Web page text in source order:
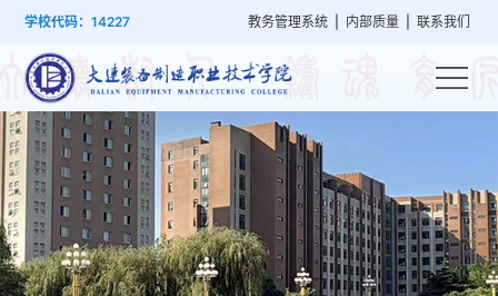
学校代码：14227 教务管理系统 内部质量 联系我们
概
况
建
设
管
理
设
置
工
作
就
业
培
训